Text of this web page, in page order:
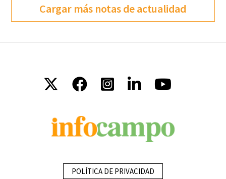
Cargar más notas de actualidad
POLÍTICA DE PRIVACIDAD